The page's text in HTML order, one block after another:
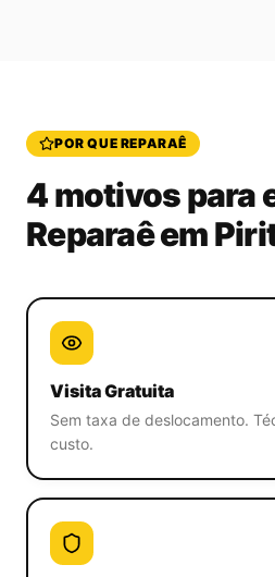
POR QUE REPARAÊ
4 motivos para
Reparaêem
Visita Gratuita
Sem taxa de deslocamento.
custo.